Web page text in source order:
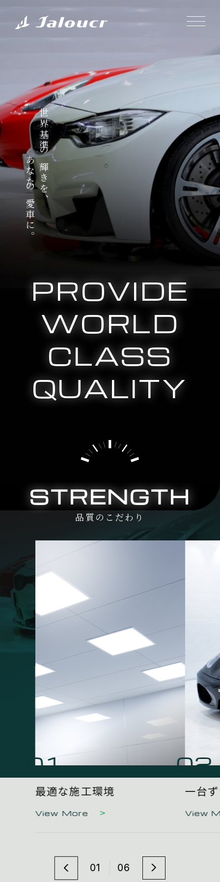
世界基準の輝きを、
あなたの愛車に。
PROVIDE
WORLD
CLASS
QUALITY
STRENGTH
品質のこだわり
01 06
01
最適な施工環境
View More
02
一台
View